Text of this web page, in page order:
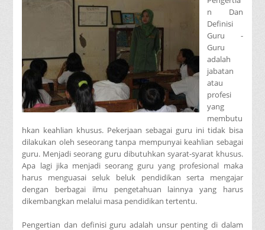
n Dan
Definisi
Guru -
Guru
adalah
jabatan
atau
profesi
yang
membutu
hkan keahlian khusus. Pekerjaan sebagai guru ini tidak bisa
dilakukan oleh seseorang tanpa mempunyai keahlian sebagai
guru. Menjadi seorang guru dibutuhkan syarat-syarat khusus.
Apa lagi jika menjadi seorang guru yang profesional maka
harus menguasai seluk beluk pendidikan serta mengajar
dengan berbagai ilmu pengetahuan lainnya yang harus
dikembangkan melalui masa pendidikan tertentu.
Pengertian dan definisi guru adalah unsur penting di dalam